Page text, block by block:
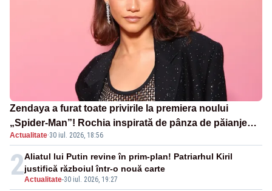
Zendaya a furat toate privirile la premiera noului
„Spider-Man”! Rochia inspirată de pânza de păianjen a
făcut senzație
Actualitate·30 iul. 2026, 18:56
2Actualitate-30 iul. 2026, 19:27
Aliatul lui Putin revine în prim-plan! Patriarhul Kiril
justifică războiul într-o nouă carte